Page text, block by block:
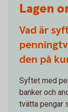
Lagen
Vad är
den på
Syftet med
banker och
tvätta pengar